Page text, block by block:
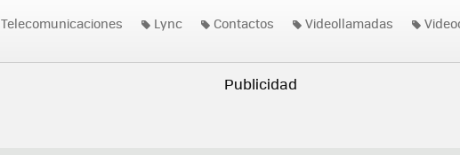
Telecomunicaciones Lync Contactos Videollamadas